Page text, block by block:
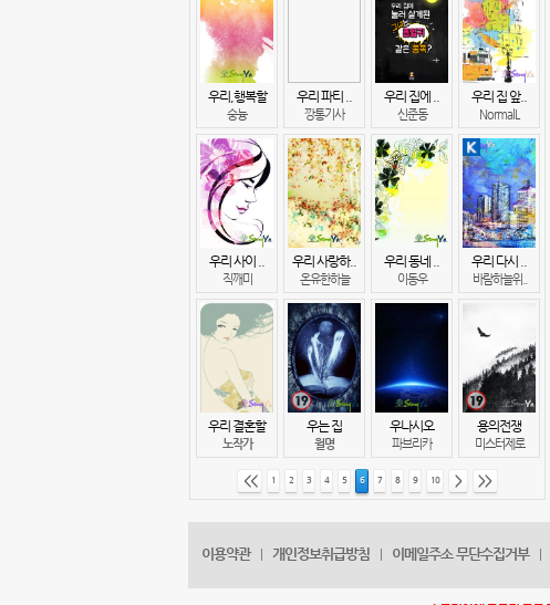
우리,행복할
숭늉
우리 파티 ..
깡통기사
우리 집에 ..
신준동
우리 집 앞..
NormalL
우리 사이 ..
직깨미
우리 사랑하..
온유한하늘
우리 동네 ..
이동우
우리 다시 ..
바람하늘위..
우리 결혼할
노작가
우는 집
월명
우나시오
파브리카
용의전쟁
미스터제로
<< 1 2 3 4 5 6 7 8 9 10 > >>
이용약관 개인정보취급방침 이메일주소 무단수집거부